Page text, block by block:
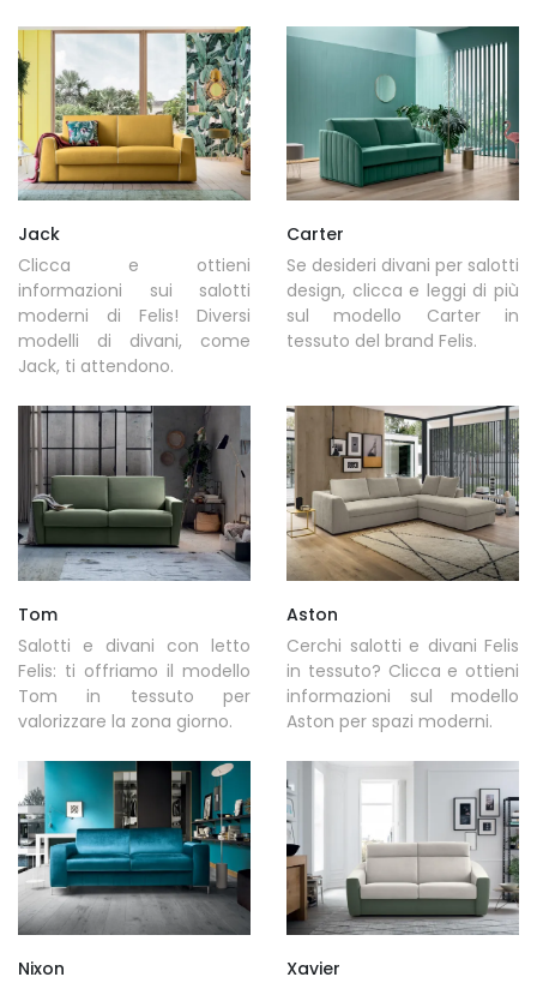
Jack
Clicca e ottieni
informazioni sui salotti
moderni di Felis! Diversi
modelli di divani, come
Jack, ti attendono.
Carter
Se desideri divani per salotti
design, clicca e leggi di più
sul modello Carter in
tessuto del brand Felis.
Tom
Salotti e divani con letto
Felis: ti offriamo il modello
Tom in tessuto per
valorizzare la zona giorno.
Aston
Cerchi salotti e divani Felis
in tessuto? Clicca e ottieni
informazioni sul modello
Aston per spazi moderni.
Nixon Xavier